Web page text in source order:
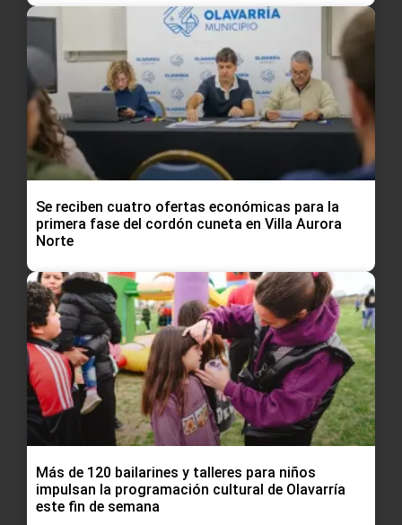
Se reciben cuatro ofertas económicas para la
primera fase del cordón cuneta en Villa Aurora
Norte
Más de 120 bailarines y talleres para niños
impulsan la programación cultural de Olavarría
este fin de semana